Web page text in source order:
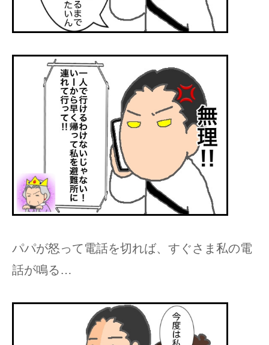
パパが怒って電話を切れば、すぐさま私の電
話が鳴る…